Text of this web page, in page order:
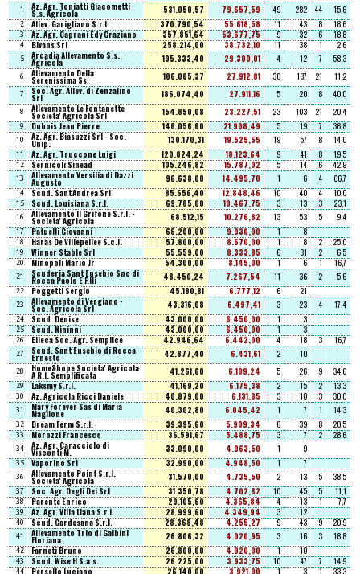
1 Az. Agr. Toniatti Giacometti
S.s. Agricola 531.050,57 79.657,59 49 282 44 15,6
2 Allev. Garigliano S.r.l. 370.790,54 55.618,58 11 43 8 18,6
3 Az. Agr. Caprani Edy Graziano 357.851,64 53.677,75 9 32 6 18,8
4 Bivans Srl 258.214,00 38.732,10 11 38 1 2,6
5 Arcadia Allevamento S.s.
Agricola 195.333,40 29.300,01 4 12 7 58,3
6 Allevamento Della
Serenissima Ss 186.085,37 27.912,81 30 187 21 11,2
7 Soc. Agr. Allev. di Zenzalino
Srl 186.074,40 27.911,16 5 20 8 40,0
8 Allevamento Le Fontanette
Societa' Agricola Srl 154.850,08 23.227,51 23 103 21 20,4
9 Dubois Jean Pierre 146.056,60 21.908,49 5 19 7 36,8
10 Az. Agr. Biasuzzi Srl - Soc.
Unip. 130.170,31 19.525,55 19 57 8 14,0
11 Az. Agr. Truccone Luigi 120.824,24 18.123,64 9 41 8 19,5
12 Sernicoli Sinead 105.246,82 15.787,02 5 14 6 42,9
13 Allevamento Versilia di Dazzi
Augusto 96.638,00 14.495,70 1 6 4 66,7
14 Scud. Sant'Andrea Srl 85.656,40 12.848,46 10 40 4 10,0
15 Scud. Louisiana S.r.l. 69.785,00 10.467,75 3 13 3 23,1
16 Allevamento Il Grifone S.r.l. -
Societa' Agricola 68.512,15 10.276,82 13 53 5 9,4
17 Patuelli Giovanni 66.200,00 9.930,00 1 8
18 Haras De Villepellee S.c.i. 57.800,00 8.670,00 1 8 2 25,0
19 Winner Stable Srl 55.559,00 8.333,85 6 31 2 6,5
20 Minopoli Mario Jr 54.300,00 8.145,00 1 6 1 16,7
21 Scuderia Sant'Eusebio Snc di
Rocca Paolo E F.lli 48.450,24 7.267,54 11 36 2 5,6
22 Poggetti Sergio 45.180,81 6.777,12 6 21
23 Allevamento di Vergiano -
Soc. Agricola Srl 43.316,08 6.497,41 3 23 4 17,4
24 Scud. Denise 43.000,00 6.450,00 1 3
25 Scud. Nininni 43.000,00 6.450,00 1 3
26 Elleca Soc. Agr. Semplice 42.946,64 6.442,00 4 18 3 16,7
27 Scud. Sant'Eusebio di Rocca
Ernesto 42.877,40 6.431,61 2 10
28 Home&hope Societa' Agricola
A R.l. Semplificata 41.261,60 6.189,24 5 26 9 34,6
29 Laksmy S.r.l. 41.169,20 6.175,38 2 15 2 13,3
30 Az. Agricola Ricci Daniele 40.879,00 6.131,85 3 10 3 30,0
31 Mary Forever Sas di Maria
Maglione 40.302,80 6.045,42 1 7 1 14,3
32 Dream Ferm S.r.l. 39.395,60 5.909,34 6 39 8 20,5
33 Morozzi Francesco 36.591,67 5.488,75 3 7 2 28,6
34 Az. Agr. Caracciolo di
Visconti M. 33.090,00 4.963,50 1 9
35 Vaporino Srl 32.990,00 4.948,50 1 7
36 Allevamento Point S.r.l.
Societa' Agricola 31.570,00 4.735,50 2 13 5 38,5
37 Soc. Agr. Degli Dei Srl 31.350,78 4.702,62 10 45 5 11,1
38 Parente Enrico 29.105,60 4.365,84 4 13 1 7,7
39 Az. Agr. Villa Liana S.r.l. 28.999,60 4.349,94 3 12
40 Scud. Gardesana S.r.l. 28.368,48 4.255,27 9 43 9 20,9
41 Allevamento Trio di Gaibini
Floriana 26.806,32 4.020,95 3 16 3 18,8
42 Farneti Bruno 26.800,00 4.020,00 1 10
43 Scud. Wise H S.a.s. 26.225,00 3.933,75 10 47 7 14,9
44 Persello Luciano 26.140,00 3.921,00 1 3 1 33,3